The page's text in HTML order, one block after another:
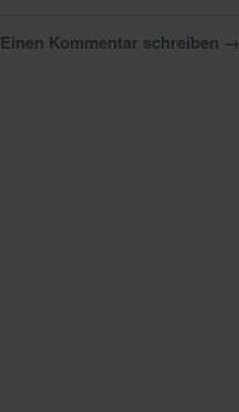
Einen Kommentar schreiben →